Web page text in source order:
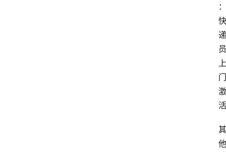
：
快
递
员
上
门
激
活
其
他